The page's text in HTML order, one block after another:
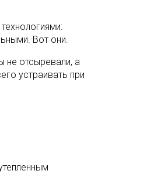
Вот они.
не отсыревали, а
устраивать при